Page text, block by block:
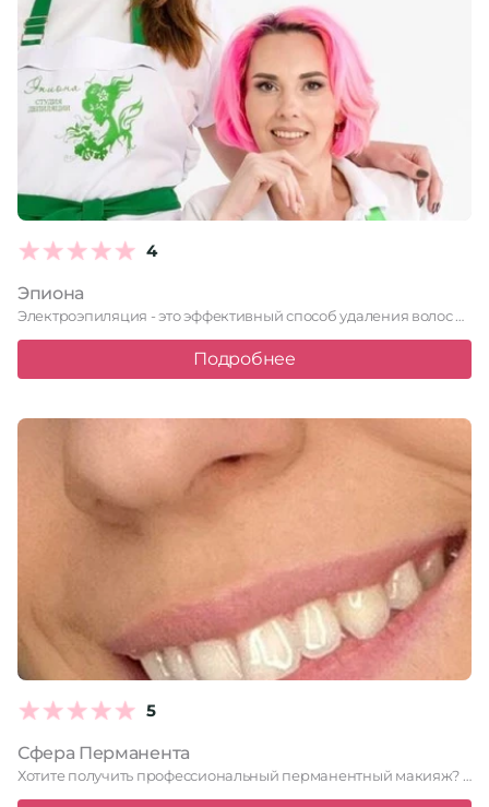
4
Эпиона
Электроэпиляция - это эффективный способ удаления волос навсегда.
Подробнее
5
Сфера Перманента
Хотите получить профессиональный перманентный макияж? Студия «Сфера Перманента» предлагает широкий …